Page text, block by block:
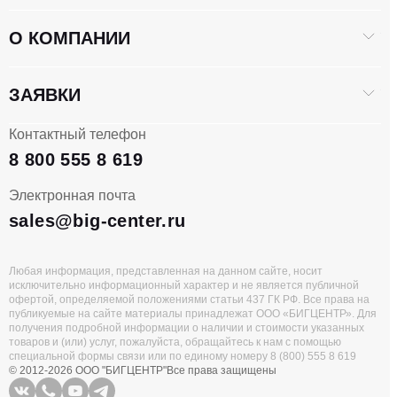
Контактный телефон
8 800 555 8 619
Электронная почта
sales@big-center.ru
О КОМПАНИИ
ЗАЯВКИ
Любая информация, представленная на данном сайте, носит
исключительно информационный характер и не является публичной
офертой, определяемой положениями статьи 437 ГК РФ. Все права на
публикуемые на сайте материалы принадлежат ООО «БИГЦЕНТР». Для
получения подробной информации о наличии и стоимости указанных
товаров и (или) услуг, пожалуйста, обращайтесь к нам с помощью
специальной формы связи или по единому номеру 8 (800) 555 8 619
© 2012-2026 ООО "БИГЦЕНТР"Все права защищены